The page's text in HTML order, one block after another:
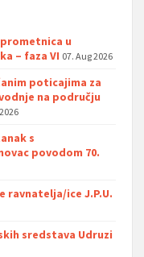
u
– faza VI 07. Aug 2026
poticajima za
na području
s
povodom 70.
ravnatelja/ice J.P.U.
sredstava Udruzi